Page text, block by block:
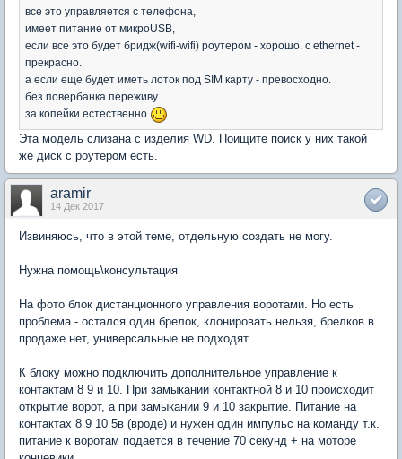
все это управляется с телефона,
имеет питание от микроUSB,
если все это будет бридж(wifi-wifi) роутером - хорошо. с ethernet -
прекрасно.
а если еще будет иметь лоток под SIM карту - превосходно.
без повербанка переживу
за копейки естественно
Эта модель слизана с изделия WD. Поищите поиск у них такой
же диск с роутером есть.
aramir
14 Дек 2017
Извиняюсь, что в этой теме, отдельную создать не могу.
Нужна помощь\консультация
На фото блок дистанционного управления воротами. Но есть
проблема - остался один брелок, клонировать нельзя, брелков в
продаже нет, универсальные не подходят.
К блоку можно подключить дополнительное управление к
контактам 8 9 и 10. При замыкании контактной 8 и 10 происходит
открытие ворот, а при замыкании 9 и 10 закрытие. Питание на
контактах 8 9 10 5в (вроде) и нужен один импульс на команду т.к.
питание к воротам подается в течение 70 секунд + на моторе